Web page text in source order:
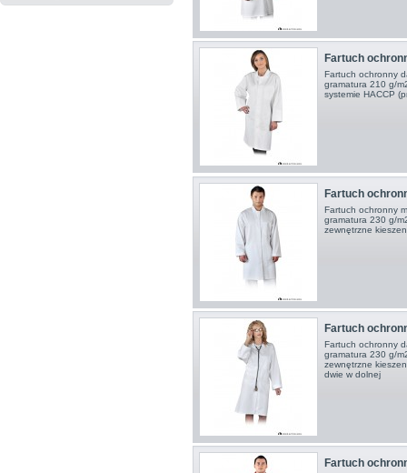
Fartuch
Fartuch ochronny
gramatura 210 g/
systemie HACCP
Fartuch
Fartuch ochronny
gramatura 230 g/
zewnętrzne
Fartuch
Fartuch ochronny
gramatura 230 g/
zewnętrzne
dwie w dolnej
Fartuch